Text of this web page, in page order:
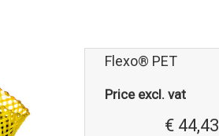
Flexo® PET
Price excl. vat
€ 44,43